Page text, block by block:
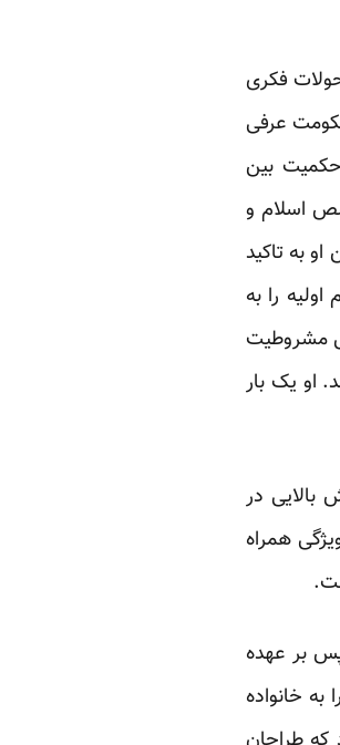
فکری
عرفی
بین
اسلام و
به تاکید
را به
مشروطیت
او یک بار
بالایی در
همراه
بر عهده
خانواده